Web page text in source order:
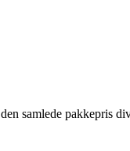
samlede pakkepris